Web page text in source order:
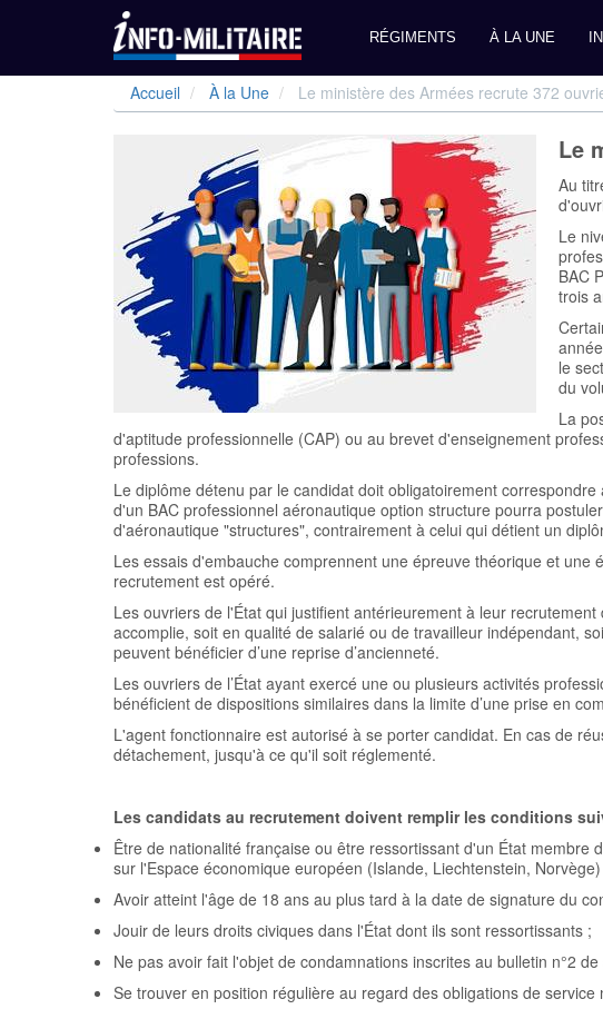
Aller
Navigation
principale
RÉGIMENTS À LA UNE
Accueil À la Une Le ministère des Armées recrute 372
Le
Au
Le
BAC
trois
le
du
La
d'aptitude professionnelle (CAP) ou au brevet d'enseignement
professions.
Le diplôme détenu par le candidat doit obligatoirement
d'un BAC professionnel aéronautique option structure pourra
d'aéronautique "structures", contrairement à celui qui détient un
Les essais d'embauche comprennent une épreuve théorique et
recrutement est opéré.
Les ouvriers de l'État qui justifient antérieurement à leur
accomplie, soit en qualité de salarié ou de travailleur indépendant,
peuvent bénéficier d’une reprise d’ancienneté.
Les ouvriers de l’État ayant exercé une ou plusieurs activités
bénéficient de dispositions similaires dans la limite d’une prise en
L'agent fonctionnaire est autorisé à se porter candidat. En cas de
détachement, jusqu'à ce qu'il soit réglementé.
Les candidats au recrutement doivent remplir les conditions
Être de nationalité française ou être ressortissant d'un État
sur l'Espace économique européen (Islande, Liechtenstein,
Avoir atteint l'âge de 18 ans au plus tard à la date de signature du
Jouir de leurs droits civiques dans l'État dont ils sont ressortissants ;
Ne pas avoir fait l'objet de condamnations inscrites au bulletin n°2
Se trouver en position régulière au regard des obligations de